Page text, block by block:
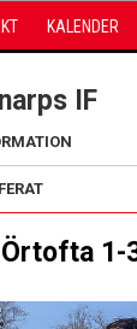
KALENDER
IF
1-